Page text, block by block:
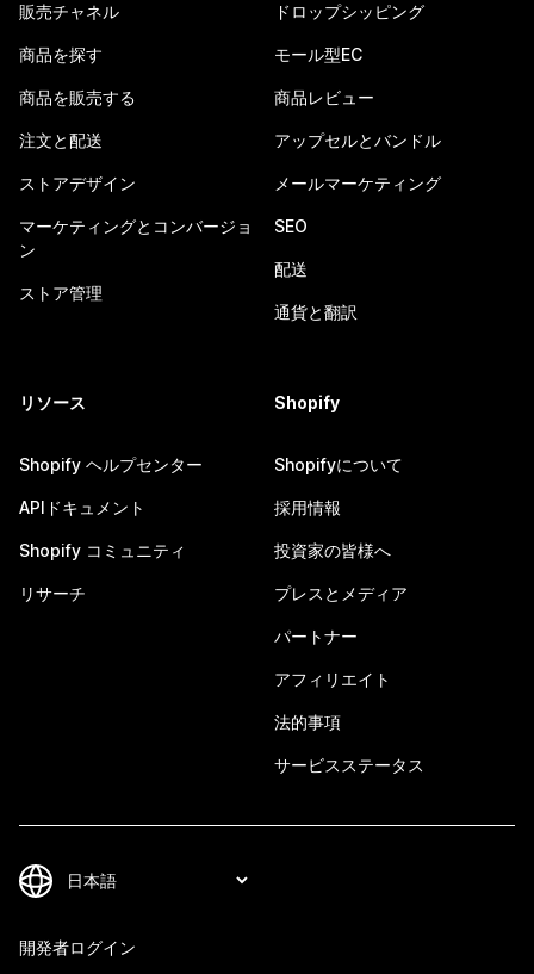
販売チャネル
商品を探す
商品を販売する
注文と配送
ストアデザイン
マーケティングとコンバージョ
ン
ストア管理
ドロップシッピング
モール型EC
商品レビュー
アップセルとバンドル
メールマーケティング
SEO
配送
通貨と翻訳
リソース
Shopify ヘルプセンター
APIドキュメント
Shopify コミュニティ
リサーチ
Shopify
Shopifyについて
採用情報
投資家の皆様へ
プレスとメディア
パートナー
アフィリエイト
法的事項
サービスステータス
開発者ログイン